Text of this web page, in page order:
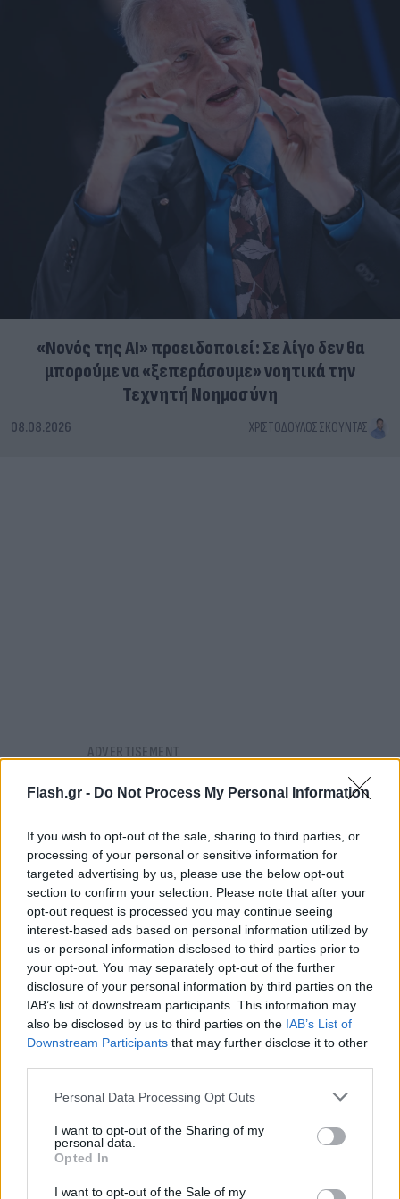
Flash.gr - Do Not Process My Personal Information
If you wish to opt-out of the sale, sharing to third parties, or
processing of your personal or sensitive information for
targeted advertising by us, please use the below opt-out
section to confirm your selection. Please note that after your
opt-out request is processed you may continue seeing
interest-based ads based on personal information utilized by
us or personal information disclosed to third parties prior to
your opt-out. You may separately opt-out of the further
disclosure of your personal information by third parties on the
IAB’s list of downstream participants. This information may
also be disclosed by us to third parties on the IAB’s List of
Downstream Participants that may further disclose it to other
Please note that this website/app uses one or more Google
not limited to your visit or usage behaviour. You may click to
grant or deny consent to Google and its third-party tags to
use your data for below specified purposes in below Google
consent section.
Personal Data Processing Opt Outs
I want to opt-out of the Sharing of my
personal data.
Opted In
I want to opt-out of the Sale of my
«Νονός της AI» προειδοποιεί: Σε λίγο δεν θα
μπορούμε να «ξεπεράσουμε» νοητικά την
Τεχνητή Νοημοσύνη
08.08.2026 ΧΡΙΣΤΌΔΟΥΛΟΣ ΣΚΟΎΝΤΑΣ